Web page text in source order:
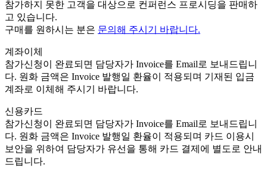
참가하지 못한 고객을 대상으로 컨퍼런스 프로시딩을 판매하
고 있습니다.
구매를 원하시는 분은 문의해 주시기 바랍니다.
계좌이체
참가신청이 완료되면 담당자가 Invoice를 Email로 보내드립니
다. 원화 금액은 Invoice 발행일 환율이 적용되며 기재된 입금
계좌로 이체해 주시기 바랍니다.
신용카드
참가신청이 완료되면 담당자가 Invoice를 Email로 보내드립니
다. 원화 금액은 Invoice 발행일 환율이 적용되며 카드 이용시
보안을 위하여 담당자가 유선을 통해 카드 결제에 별도로 안내
드립니다.